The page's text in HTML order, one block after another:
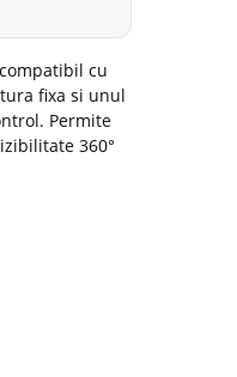
cu
fixa si unul
Permite
360°